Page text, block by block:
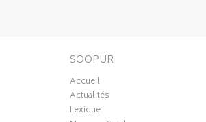
SOOPUR
Accueil
Actualités
Lexique